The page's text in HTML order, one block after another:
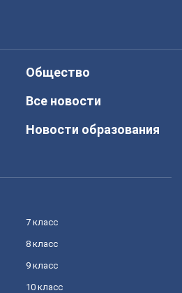
Общество
Все новости
Новости образования
7 класс
8 класс
9 класс
10 класс